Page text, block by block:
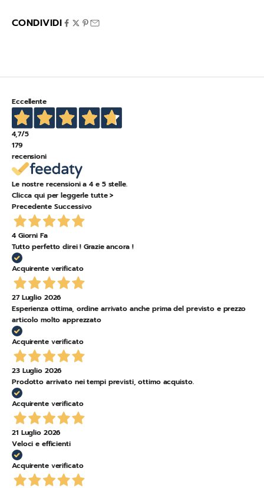
CONDIVIDI
Eccellente
4,7/5
179
recensioni
Le nostre recensioni a 4 e 5 stelle.
Clicca qui per leggerle tutte >
Precedente Successivo
4 Giorni Fa
Tutto perfetto direi ! Grazie ancora !
Acquirente verificato
27 Luglio 2026
Esperienza ottima, ordine arrivato anche prima del previsto e prezzo
articolo molto apprezzato
Acquirente verificato
23 Luglio 2026
Prodotto arrivato nei tempi previsti, ottimo acquisto.
Acquirente verificato
21 Luglio 2026
Veloci e efficienti
Acquirente verificato